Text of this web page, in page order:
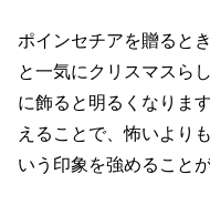
ポインセチアを贈ると
と一気にクリスマスら
に飾ると明るくなりま
えることで、怖いより
いう印象を強めること